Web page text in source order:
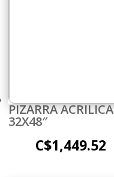
PIZARRA ACRILICA
32X48″
C$1,449.52